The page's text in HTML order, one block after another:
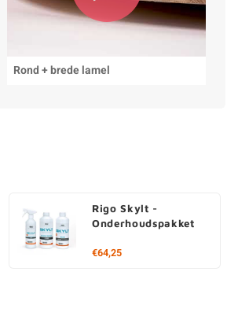
Rond + brede lamel
Rigo Skylt -
Onderhoudspakket
€64,25